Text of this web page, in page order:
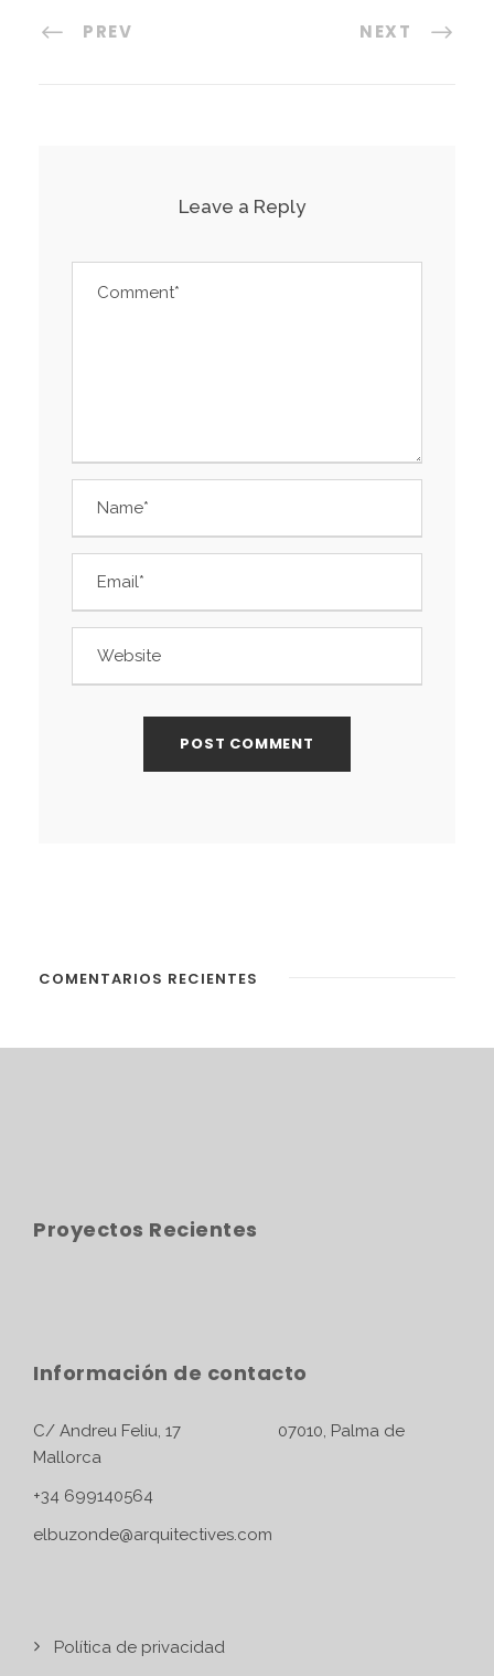
PREV NEXT
Leave a Reply
COMENTARIOS RECIENTES
Proyectos Recientes
Información de contacto
C/ Andreu Feliu, 17 07010, Palma de
Mallorca
+34 699140564
elbuzonde@arquitectives.com
Política de privacidad